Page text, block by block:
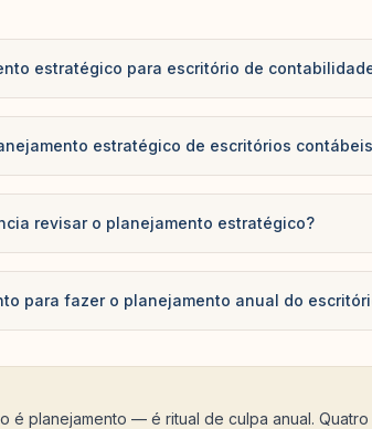
estratégico para escritório de
estratégico de escritórios
revisar o planejamento estratégico?
para fazer o planejamento anual do
é planejamento — é ritual de culpa anual.